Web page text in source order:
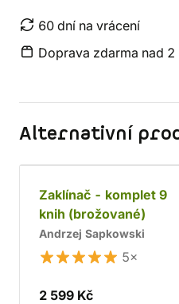
60 dní na vrácení
Doprava zdarma nad 2
Alternativní
Zaklínač - komplet 9
knih (brožované)
Andrzej Sapkowski
5×
2 599 Kč